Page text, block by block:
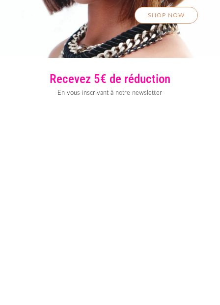
SHOP NOW
Recevez 5€ de réduction
En vous inscrivant à notre newsletter